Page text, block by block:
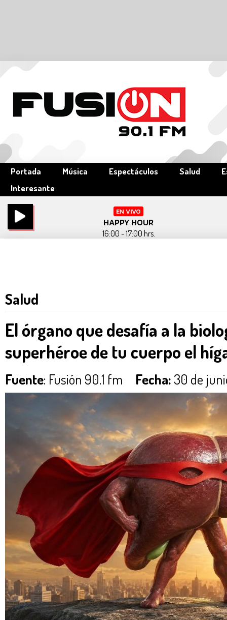
Portada Música Espectáculos Salud
Interesante
EN VIVO
HAPPY HOUR
16:00 - 17:00 hrs.
Salud
El órgano que desafía a la
superhéroe de tu cuerpo el
Fuente: Fusión 90.1 fm Fecha: 30 de